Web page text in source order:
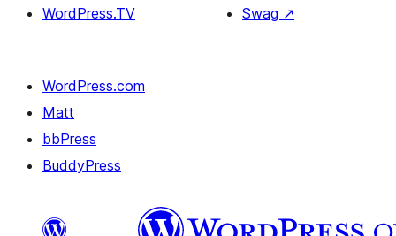
WordPress.TV
Swag ↗
WordPress.com
Matt
bbPress
BuddyPress